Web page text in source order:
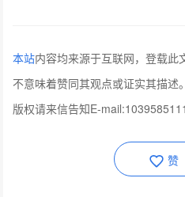
本站内容均来源于互联网，登载
不意味着赞同其观点或证实其描
版权请来信告知E-
赞